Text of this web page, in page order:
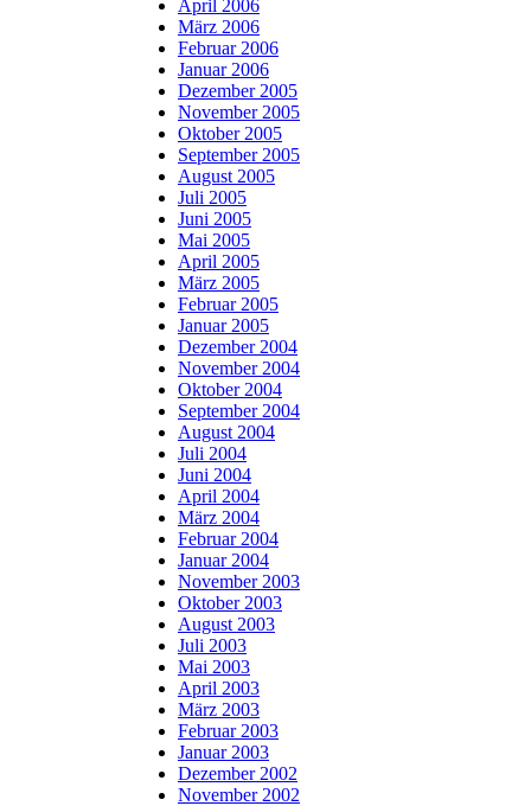
April 2006
März 2006
Februar 2006
Januar 2006
Dezember 2005
November 2005
Oktober 2005
September 2005
August 2005
Juli 2005
Juni 2005
Mai 2005
April 2005
März 2005
Februar 2005
Januar 2005
Dezember 2004
November 2004
Oktober 2004
September 2004
August 2004
Juli 2004
Juni 2004
April 2004
März 2004
Februar 2004
Januar 2004
November 2003
Oktober 2003
August 2003
Juli 2003
Mai 2003
April 2003
März 2003
Februar 2003
Januar 2003
Dezember 2002
November 2002